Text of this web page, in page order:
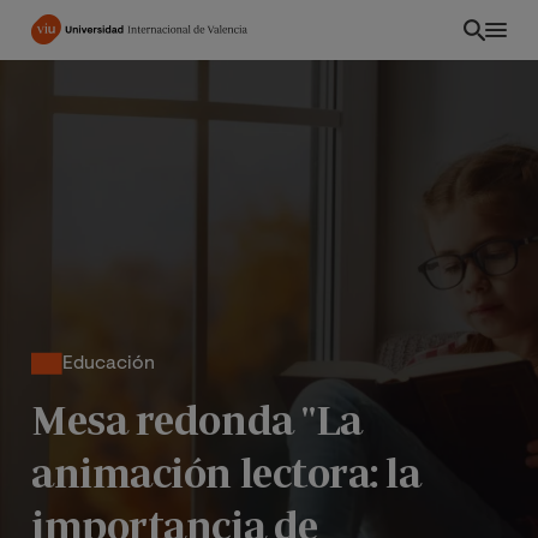
Pasar
Educación
Mesa redonda "La
animación lectora: la
importancia de